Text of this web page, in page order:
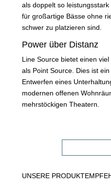
als doppelt so leistungsstark
für großartige Bässe ohne
schwer zu platzieren sind.
Power über Distanz
Line Source bietet einen
als Point Source. Dies ist
Entwerfen eines
modernen offenen
mehrstöckigen Theatern.
UNSERE